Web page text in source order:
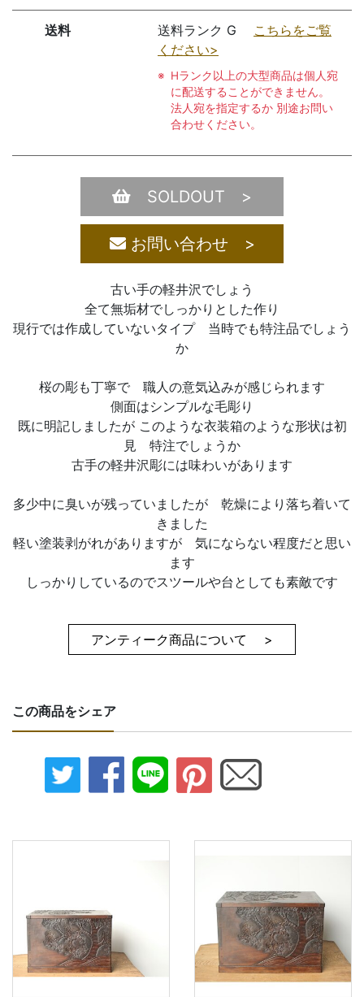
送料 送料ランク G こちらをご覧
ください>
Hランク以上の大型商品は個人宛
に配送することができません。
法人宛を指定するか 別途お問い
合わせください。
SOLDOUT >
お問い合わせ >
古い手の軽井沢でしょう
全て無垢材でしっかりとした作り
現行では作成していないタイプ 当時でも特注品でしょう
か
桜の彫も丁寧で 職人の意気込みが感じられます
側面はシンプルな毛彫り
既に明記しましたが このような衣装箱のような形状は初
見 特注でしょうか
古手の軽井沢彫には味わいがあります
多少中に臭いが残っていましたが 乾燥により落ち着いて
きました
軽い塗装剥がれがありますが 気にならない程度だと思い
ます
しっかりしているのでスツールや台としても素敵です
アンティーク商品について >
この商品をシェア